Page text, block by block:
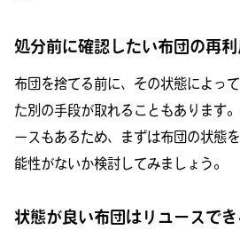
処分前に確認したい布団の再
布団を捨てる前に、その状態によっ
た別の手段が取れることもあります
ースもあるため、まずは布団の状態
能性がないか検討してみましょう。
状態が良い布団はリユースでき